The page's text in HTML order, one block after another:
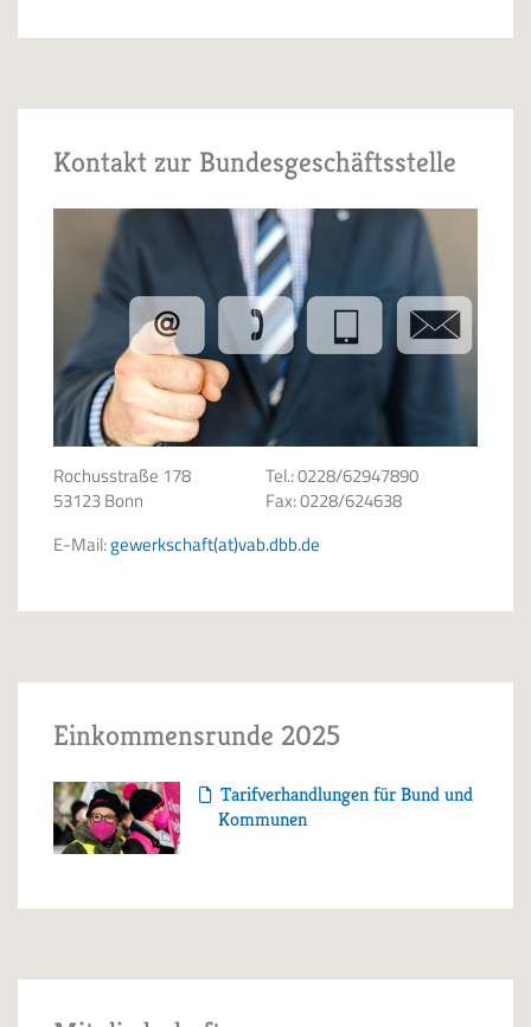
Kontakt zur Bundesgeschäftsstelle
Rochusstraße 178
53123 Bonn
Tel.: 0228/62947890
Fax: 0228/624638
E-Mail:gewerkschaft(at)vab.dbb.de
Einkommensrunde 2025
Tarifverhandlungen für Bund und
Kommunen